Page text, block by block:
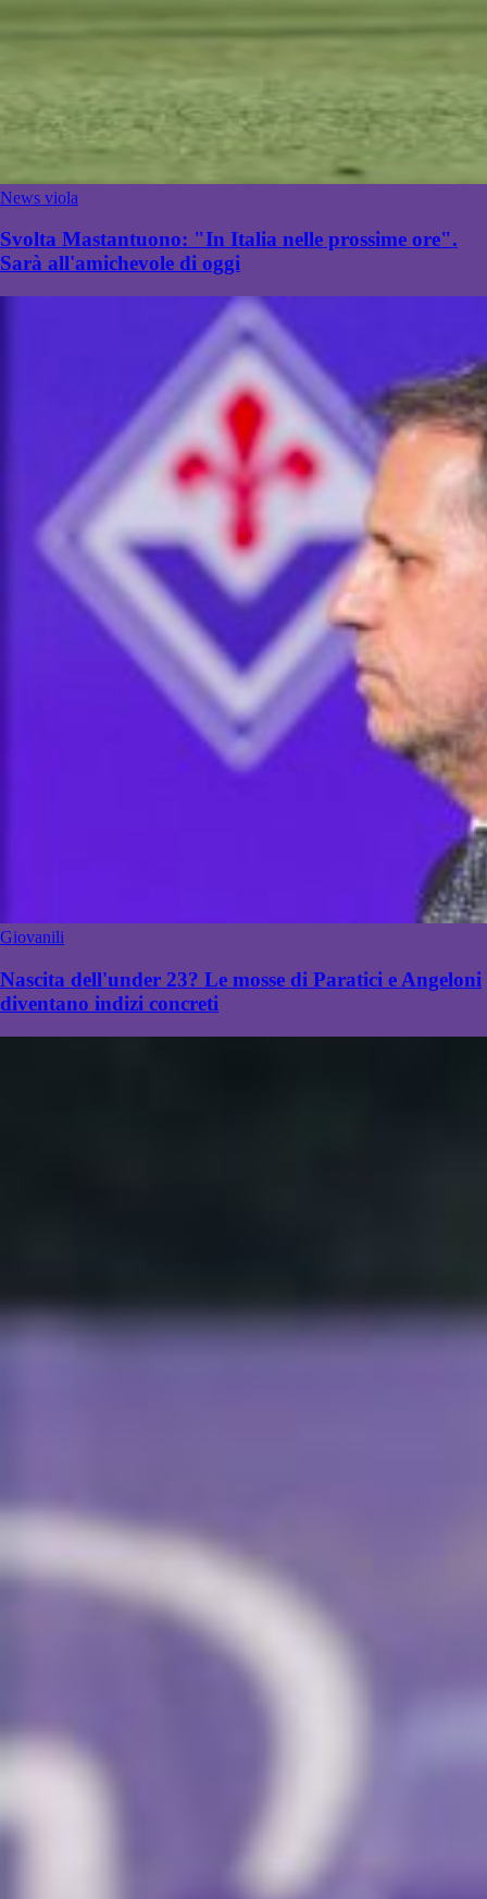
News viola
Svolta Mastantuono: "In Italia nelle prossime ore".
Sarà all'amichevole di oggi
Giovanili
Nascita dell'under 23? Le mosse di Paratici e Angeloni
diventano indizi concreti